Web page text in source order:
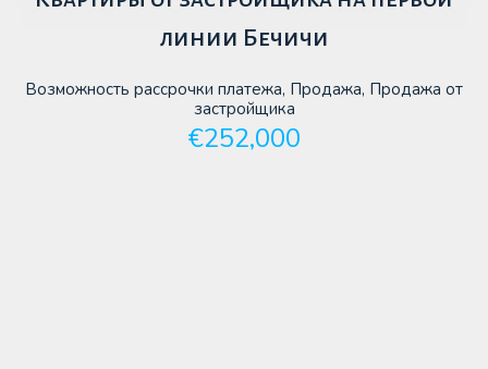
линии Бечичи
Возможность рассрочки платежа, Продажа, Продажа от
застройщика
€252,000